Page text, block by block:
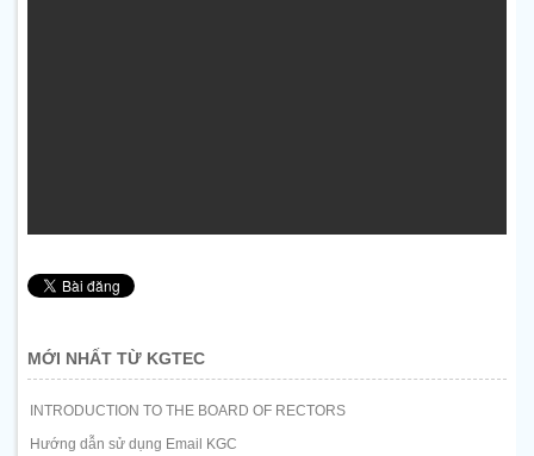
MỚI NHẤT TỪ KGTEC
INTRODUCTION TO THE BOARD OF RECTORS
Hướng dẫn sử dụng Email KGC